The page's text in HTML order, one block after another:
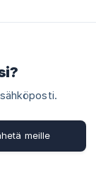
meille